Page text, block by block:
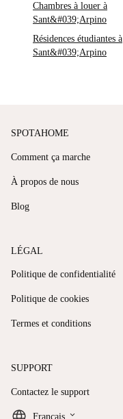
Chambres à louer à
Sant&#039;Arpino
Résidences étudiantes à
Sant&#039;Arpino
SPOTAHOME
Comment ça marche
À propos de nous
Blog
LÉGAL
Politique de confidentialité
Politique de cookies
Termes et conditions
SUPPORT
Contactez le support
Français keyboard_arrow_down